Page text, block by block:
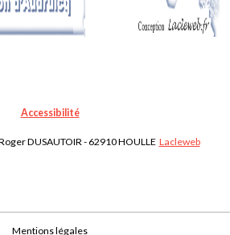
Accessibilité
DUSAUTOIR - 62910 HOULLE Lacleweb
Mentions légales